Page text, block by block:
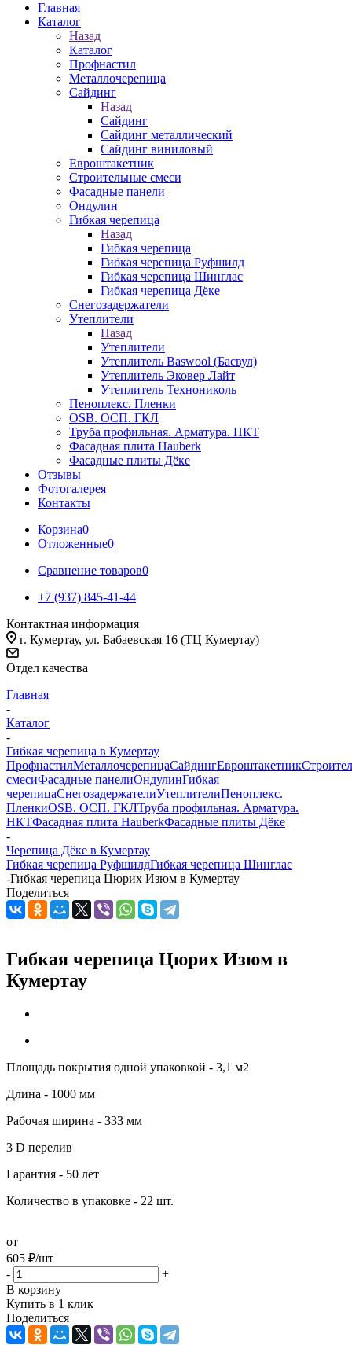
Главная
Каталог
Назад
Каталог
Профнастил
Металлочерепица
Сайдинг
Назад
Сайдинг
Сайдинг металлический
Сайдинг виниловый
Евроштакетник
Строительные смеси
Фасадные панели
Ондулин
Гибкая черепица
Назад
Гибкая черепица
Гибкая черепица Руфшилд
Гибкая черепица Шинглас
Гибкая черепица Дёке
Снегозадержатели
Утеплители
Назад
Утеплители
Утеплитель Baswool (Басвул)
Утеплитель Эковер Лайт
Утеплитель Технониколь
Пеноплекс. Пленки
OSB. ОСП. ГКЛ
Труба профильная. Арматура. НКТ
Фасадная плита Hauberk
Фасадные плиты Дёке
Отзывы
Фотогалерея
Контакты
Корзина0
Отложенные0
Сравнение товаров0
+7 (937) 845-41-44
Контактная информация
г. Кумертау, ул. Бабаевская 16 (ТЦ Кумертау)
Отдел качества
Главная
-
Каталог
-
Гибкая черепица в Кумертау
ПрофнастилМеталлочерепицаСайдингЕвроштакетник
смесиФасадные панелиОндулинГибкая
черепицаСнегозадержателиУтеплителиПеноплекс.
ПленкиOSB. ОСП. ГКЛТруба профильная. Арматура.
НКТФасадная плита HauberkФасадные плиты Дёке
-
Черепица Дёке в Кумертау
Гибкая черепица РуфшилдГибкая черепица Шинглас
-Гибкая черепица Цюрих Изюм в Кумертау
Поделиться
Гибкая черепица Цюрих Изюм в
Кумертау
Площадь покрытия одной упаковкой - 3,1 м2
Длина - 1000 мм
Рабочая ширина - 333 мм
3 D перелив
Гарантия - 50 лет
Количество в упаковке - 22 шт.
от
605 ₽/шт
-
+
В корзину
Купить в 1 клик
Поделиться